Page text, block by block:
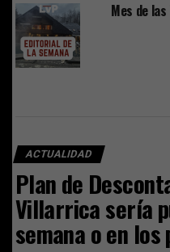
Mes de
ACTUALIDAD
Plan de
Villarrica sería
semana o en